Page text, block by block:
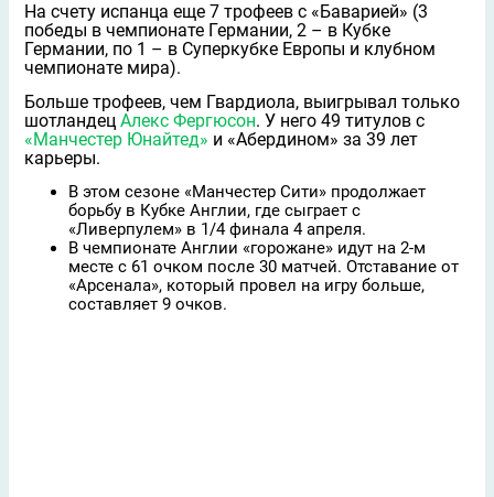
На счету испанца еще 7 трофеев с «Баварией» (3
победы в чемпионате Германии, 2 – в Кубке
Германии, по 1 – в Суперкубке Европы и клубном
чемпионате мира).
Больше трофеев, чем Гвардиола, выигрывал только
шотландец Алекс Фергюсон. У него 49 титулов с
«Манчестер Юнайтед» и «Абердином» за 39 лет
карьеры.
В этом сезоне «Манчестер Сити» продолжает
борьбу в Кубке Англии, где сыграет с
«Ливерпулем» в 1/4 финала 4 апреля.
В чемпионате Англии «горожане» идут на 2-м
месте с 61 очком после 30 матчей. Отставание от
«Арсенала», который провел на игру больше,
составляет 9 очков.